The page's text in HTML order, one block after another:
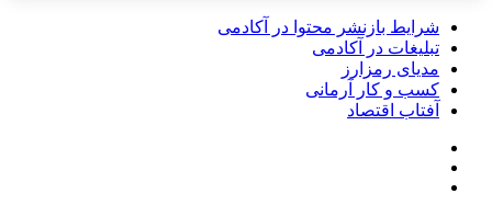
شرایط بازنشر محتوا در آکادمی
تبلیغات در آکادمی
مدیای رمزارز
کسب و کار آرمانی
آفتاب اقتصاد